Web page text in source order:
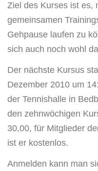
Ziel des Kurses ist es,
gemeinsamen
Gehpause laufen zu
sich auch noch wohl
Der nächste Kursus
Dezember 2010 um
der Tennishalle in
den zehnwöchigen
30,00, für Mitglieder
ist er kostenlos.
Anmelden kann man